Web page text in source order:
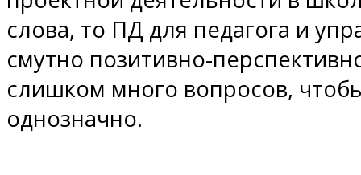
слова, то ПД для педагога и
смутно позитивно-
слишком много вопросов,
однозначно.